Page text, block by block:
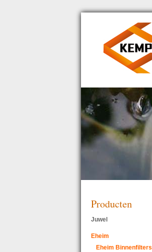
Producten
Juwel
Eheim
Eheim Binnenfilters